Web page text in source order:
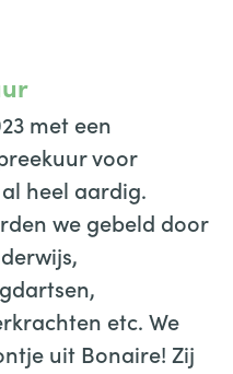
met een
voor
heel aardig.
we gebeld door
etc. We
uit Bonaire! Zij